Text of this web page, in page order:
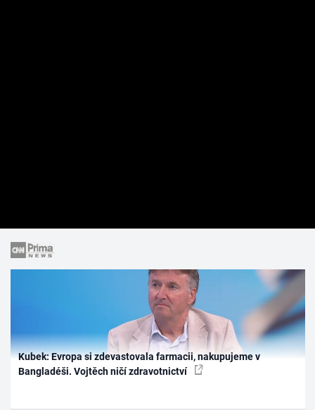
Kubek: Evropa si zdevastovala farmacii, nakupujeme v
Bangladéši. Vojtěch ničí zdravotnictví